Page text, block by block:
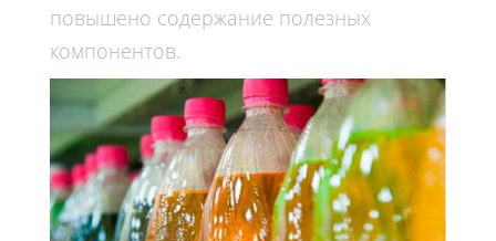
повышено содержание полезных
компонентов.